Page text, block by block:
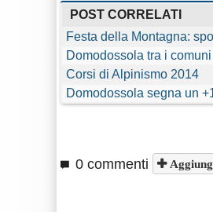
POST CORRELATI
Festa della Montagna:
Domodossola tra i
Corsi di Alpinismo 2014
Domodossola segna un
0 commenti